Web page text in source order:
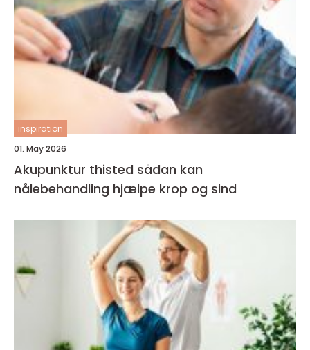
inspiration
01. May 2026
Akupunktur thisted sådan kan
nålebehandling hjælpe krop og sind